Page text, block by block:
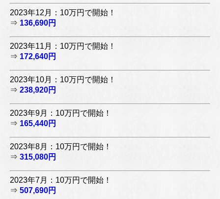
2023年12月：10万円で開始！
⇒ 136,690円
2023年11月：10万円で開始！
⇒ 172,640円
2023年10月：10万円で開始！
⇒ 238,920円
2023年9月：10万円で開始！
⇒ 165,440円
2023年8月：10万円で開始！
⇒ 315,080円
2023年7月：10万円で開始！
⇒ 507,690円